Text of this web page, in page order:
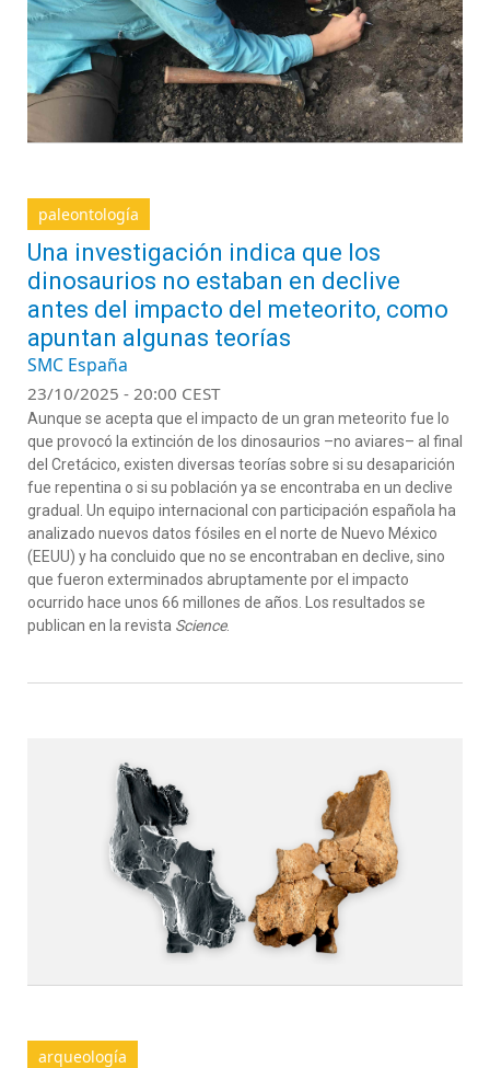
paleontología
Una investigación indica que los
dinosaurios no estaban en declive
antes del impacto del meteorito, como
apuntan algunas teorías
SMC España
23/10/2025 - 20:00 CEST
Aunque se acepta que el impacto de un gran meteorito fue lo
que provocó la extinción de los dinosaurios –no aviares– al final
del Cretácico, existen diversas teorías sobre si su desaparición
fue repentina o si su población ya se encontraba en un declive
gradual. Un equipo internacional con participación española ha
analizado nuevos datos fósiles en el norte de Nuevo México
(EEUU) y ha concluido que no se encontraban en declive, sino
que fueron exterminados abruptamente por el impacto
ocurrido hace unos 66 millones de años. Los resultados se
publican en la revista Science.
arqueología